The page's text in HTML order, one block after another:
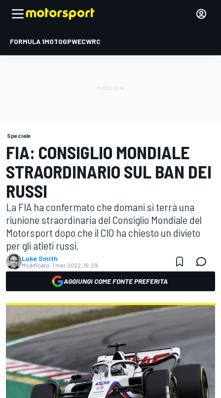
FORMULA 1MOTOGPWECWRC
Speciale
FIA: CONSIGLIO MONDIALE
STRAORDINARIO SUL BAN DEI
RUSSI
La FIA ha confermato che domani si terrà una
riunione straordinaria del Consiglio Mondiale del
Motorsport dopo che il CIO ha chiesto un divieto
per gli atleti russi.
Luke Smith
Modificato: 1 mar 2022, 15:29
AGGIUNGI COME FONTE PREFERITA